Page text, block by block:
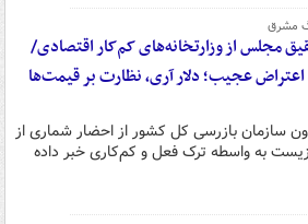
مشرق
مجلس از وزارتخانه‌های کم‌کار اقتصادی/
عجیب؛ دلار آری، نظارت بر قیمت‌ها
سازمان بازرسی کل کشور از احضار شماری از
به واسطه ترک فعل و کم‌کاری خبر داده